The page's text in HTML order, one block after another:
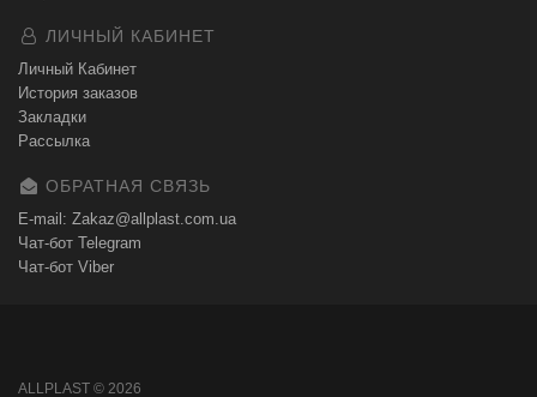
ЛИЧНЫЙ КАБИНЕТ
Личный Кабинет
История заказов
Закладки
Рассылка
ОБРАТНАЯ СВЯЗЬ
E-mail: Zakaz@allplast.com.ua
Чат-бот Telegram
Чат-бот Viber
ALLPLAST © 2026